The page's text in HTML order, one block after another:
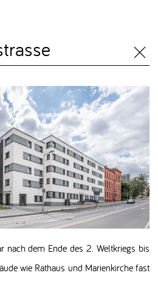
nach dem Ende des 2. Weltkriegs bis
wie Rathaus und Marienkirche fast